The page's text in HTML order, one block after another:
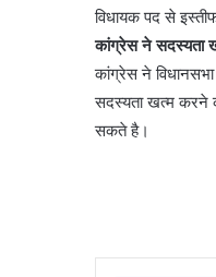
विधायक पद से
कांग्रेस ने सदस्यता
कांग्रेस ने
सदस्यता खत्म करने
सकते है।